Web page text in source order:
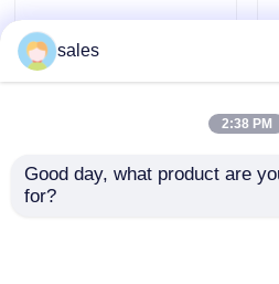
খবর
পারফিউম পাম্প স্প্রেয়ার
24/410 28/410 কাস্টম রঙ
sales
2:38 PM
Good day, what product are
for?